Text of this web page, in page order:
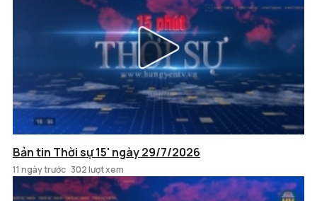
Bản tin Thời sự 15' ngày 29/7/2026
11 ngày trước 302 lượt xem